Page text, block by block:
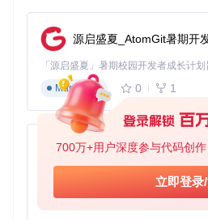
700万+用户深度参与代码创
立即登录
仅重新安装或更新已安装的包。
系统集成部署
对于IT管理员，可以将安装程序集
中。使用/ai参数进行静默安装，配
源启盛夏_AtomGit暑期开
Markdown
0 1
py-xiaozhi
Python
0 1